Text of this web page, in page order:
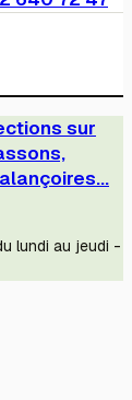
sur
lundi au jeudi -